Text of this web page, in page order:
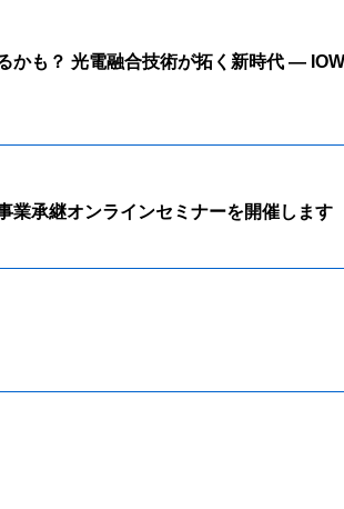
かも？ 光電融合技術が拓く新時代 ―
承継オンラインセミナーを開催します